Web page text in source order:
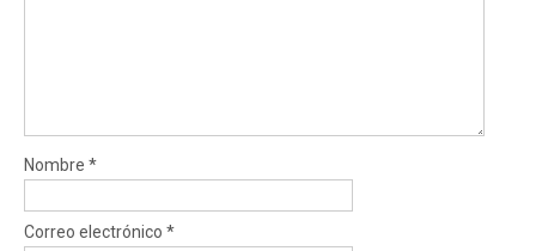
Nombre *
Correo electrónico *